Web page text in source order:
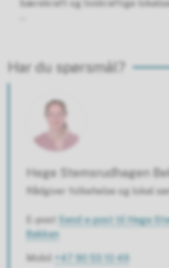
bærekraft og livskraftige
Har du spørsmål?
Hege Stemsrudhagen
Rådgiver folkehelse og lokal
E-post Send e-post
til Hege
Bekken
Mobil +47 90 53 10 49